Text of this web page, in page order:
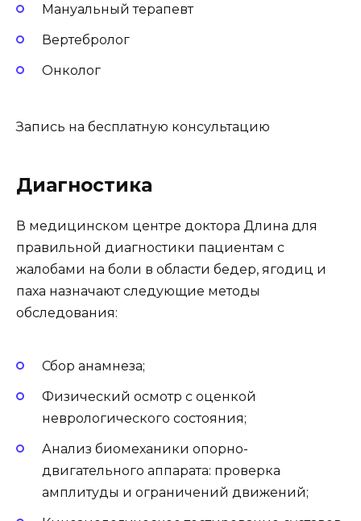
Мануальный терапевт
Вертебролог
Онколог
Запись на бесплатную консультацию
Диагностика
В медицинском центре доктора Длина для
правильной диагностики пациентам с
жалобами на боли в области бедер, ягодиц и
паха назначают следующие методы
обследования:
Сбор анамнеза;
Физический осмотр с оценкой
неврологического состояния;
Анализ биомеханики опорно-
двигательного аппарата: проверка
амплитуды и ограничений движений;